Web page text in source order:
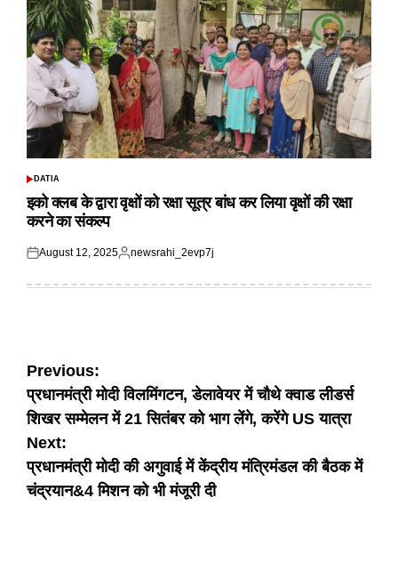
POSTED
DATIA
इको क्लब के द्वारा वृक्षों को रक्षा सूत्र बांध कर लिया वृक्षों की रक्षा
करने का संकल्प
Posted
August 12, 2025
Posted
newsrahi_2evp7j
Post
navigation
Previous:
प्रधानमंत्री मोदी विलमिंगटन, डेलावेयर में चौथे क्वाड लीडर्स
शिखर सम्मेलन में 21 सितंबर को भाग लेंगे, करेंगे US यात्रा
Next:
प्रधानमंत्री मोदी की अगुवाई में केंद्रीय मंत्रिमंडल की बैठक में
चंद्रयान&4 मिशन को भी मंजूरी दी